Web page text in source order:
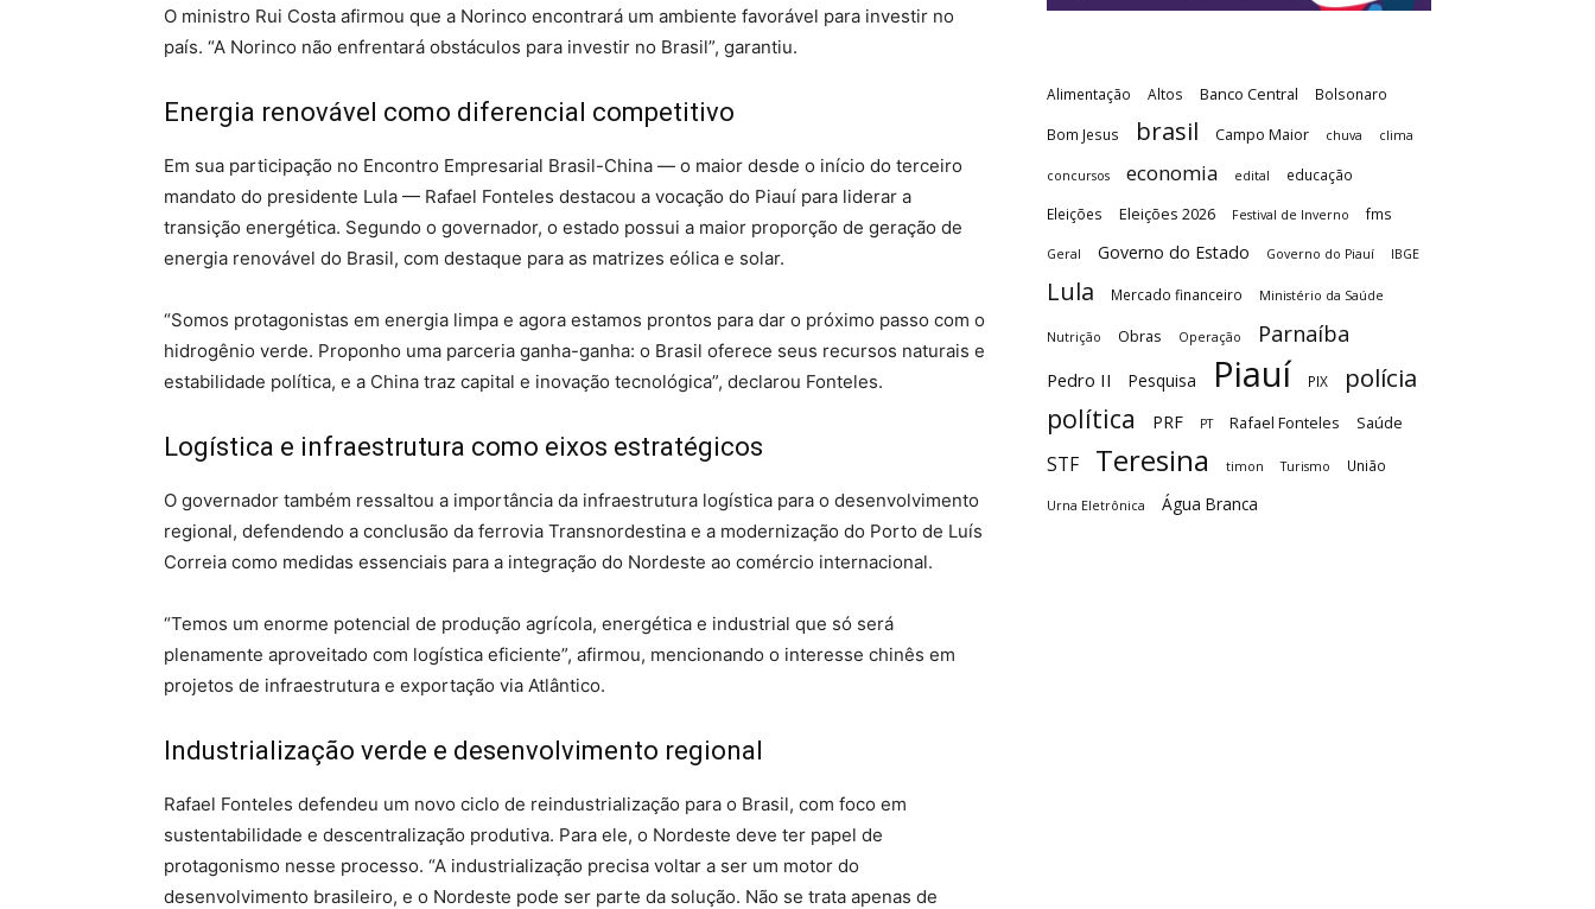
O ministro Rui Costa afirmou que a Norinco encontrará um ambiente favorável para investir no
país. “A Norinco não enfrentará obstáculos para investir no Brasil”, garantiu.
Energia renovável como diferencial competitivo
Em sua participação no Encontro Empresarial Brasil-China — o maior desde o início do terceiro
mandato do presidente Lula — Rafael Fonteles destacou a vocação do Piauí para liderar a
transição energética. Segundo o governador, o estado possui a maior proporção de geração de
energia renovável do Brasil, com destaque para as matrizes eólica e solar.
“Somos protagonistas em energia limpa e agora estamos prontos para dar o próximo passo com o
hidrogênio verde. Proponho uma parceria ganha-ganha: o Brasil oferece seus recursos naturais e
estabilidade política, e a China traz capital e inovação tecnológica”, declarou Fonteles.
Logística e infraestrutura como eixos estratégicos
O governador também ressaltou a importância da infraestrutura logística para o desenvolvimento
regional, defendendo a conclusão da ferrovia Transnordestina e a modernização do Porto de Luís
Correia como medidas essenciais para a integração do Nordeste ao comércio internacional.
“Temos um enorme potencial de produção agrícola, energética e industrial que só será
plenamente aproveitado com logística eficiente”, afirmou, mencionando o interesse chinês em
projetos de infraestrutura e exportação via Atlântico.
Industrialização verde e desenvolvimento regional
Rafael Fonteles defendeu um novo ciclo de reindustrialização para o Brasil, com foco em
sustentabilidade e descentralização produtiva. Para ele, o Nordeste deve ter papel de
protagonismo nesse processo. “A industrialização precisa voltar a ser um motor do
desenvolvimento brasileiro, e o Nordeste pode ser parte da solução. Não se trata apenas de
Alimentação Altos Banco Central Bolsonaro
Bom Jesus brasil Campo Maior chuva clima
concursos economia edital educação
Eleições Eleições 2026 Festival de Inverno fms
Geral Governo do Estado Governo do Piauí IBGE
Lula Mercado financeiro Ministério da Saúde
Nutrição Obras Operação Parnaíba
Pedro II Pesquisa Piauí PIX polícia
política PRF PT Rafael Fonteles Saúde
STF Teresina timon Turismo União
Urna Eletrônica Água Branca